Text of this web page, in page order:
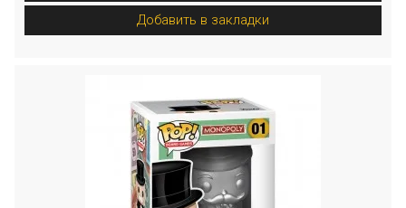
Добавить в закладки